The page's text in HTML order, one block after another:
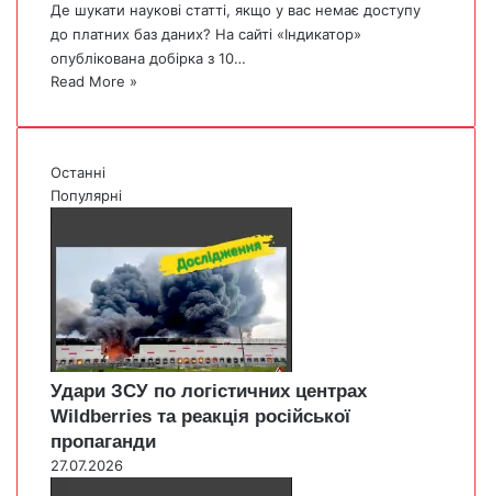
Де шукати наукові статті, якщо у вас немає доступу
до платних баз даних? На сайті «Індикатор»
опублікована добірка з 10…
Read More »
Останні
Популярні
Удари ЗСУ по логістичних центрах
Wildberries та реакція російської
пропаганди
27.07.2026